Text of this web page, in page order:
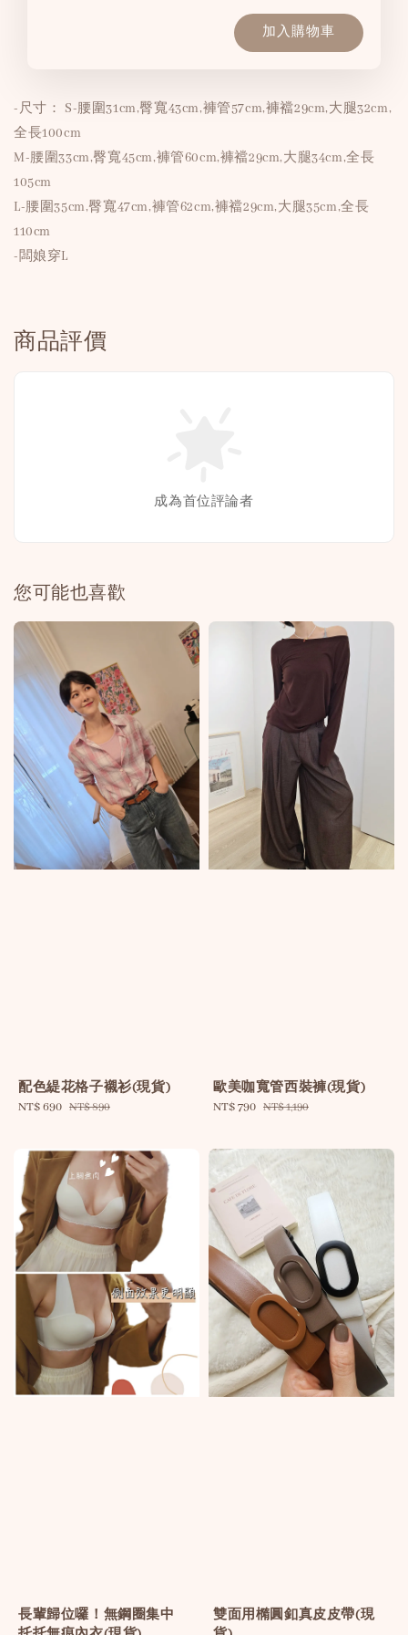
加入購物車
-尺寸： S-腰圍31cm,臀寬43cm,褲管57cm,褲襠29cm,大腿32cm,
全長100cm
M-腰圍33cm,臀寬45cm,褲管60cm,褲襠29cm,大腿34cm,全長
105cm
L-腰圍35cm,臀寬47cm,褲管62cm,褲襠29cm,大腿35cm,全長
110cm
-闆娘穿L
商品評價
成為首位評論者
您可能也喜歡
配色緹花格子襯衫(現貨)
Sale
NT$ 690 Regular
NT$ 890
歐美咖寬管西裝褲(現貨)
Sale
NT$ 790 Regular
NT$ 1,190
長輩歸位囉！無鋼圈集中
雙面用橢圓釦真皮皮帶(現